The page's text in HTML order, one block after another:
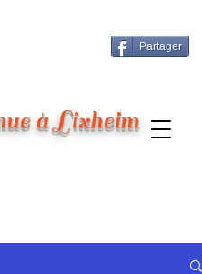
Partager
à Lixheim